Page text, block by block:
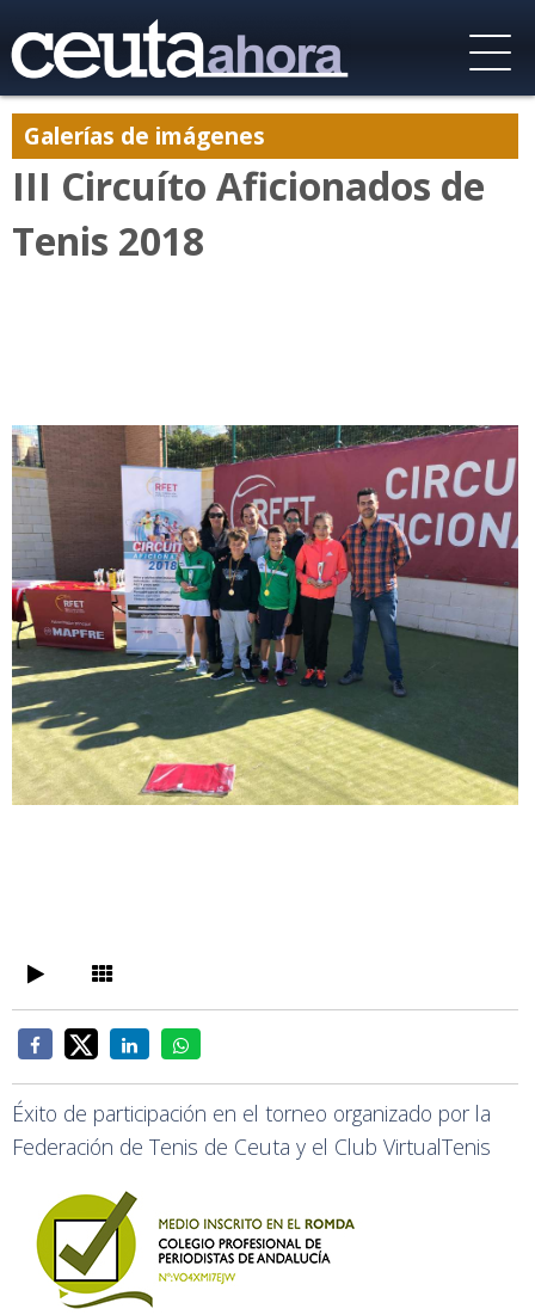
Galerías de imágenes
III Circuíto Aficionados de
Tenis 2018
Éxito de participación en el torneo organizado por la
Federación de Tenis de Ceuta y el Club VirtualTenis